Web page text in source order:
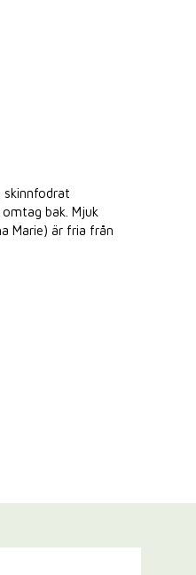
skinnfodrat
bak. Mjuk
Marie) är fria från